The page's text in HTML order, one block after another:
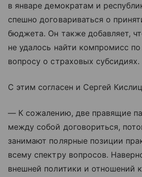
в январе демократам и
спешно договариваться о
бюджета. Он также добавляет,
не удалось найти компромисс по
вопросу о страховых субсидиях.
С этим согласен и Сергей
— К сожалению, две правящие
между собой договориться,
занимают полярные позиции
всему спектру вопросов.
внешней политики и отношений